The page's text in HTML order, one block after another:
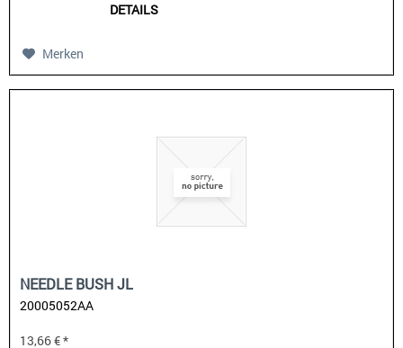
DETAILS
Merken
NEEDLE BUSH JL
20005052AA
13,66 € *